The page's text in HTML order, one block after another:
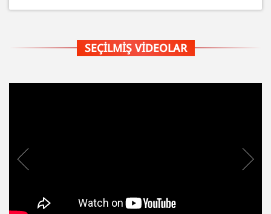
SEÇILMIŞ VIDEOLAR